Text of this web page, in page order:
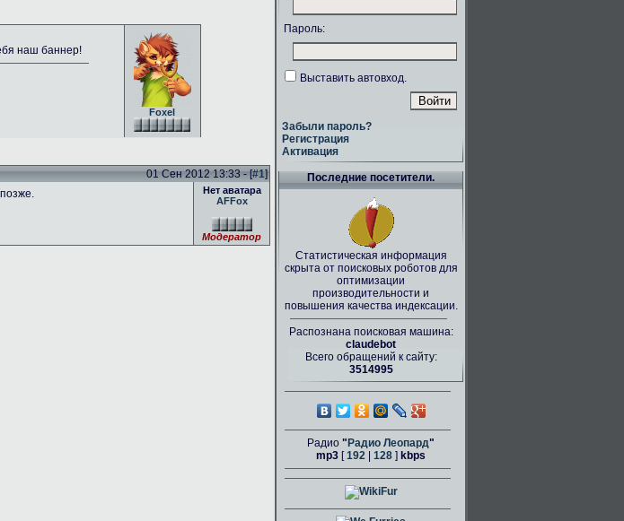
Foxel
наш баннер!
01 Сен 2012 13:33 - [#1]
Нет аватара
AFFox
Модератор
Пароль:
Выставить автовход.
Забыли пароль?
Регистрация
Активация
Последние посетители.
Статистическая информация
скрыта от поисковых роботов для
оптимизации
производительности и
повышения качества индексации.
Распознана поисковая машина:
claudebot
Всего обращений к сайту:
3514995
Радио " Радио Леопард"
mp3 [192 128 ] kbps